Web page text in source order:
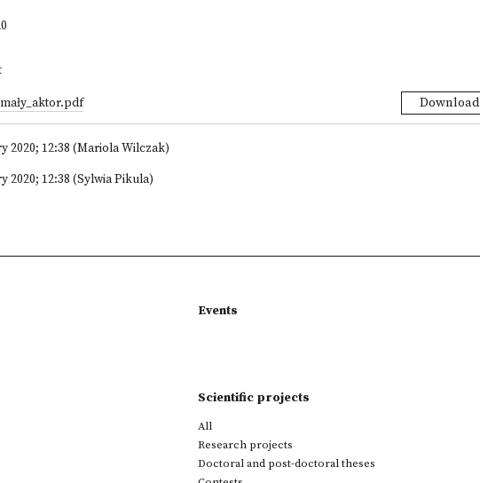
Download
2020; 12:38 (Mariola Wilczak)
2020; 12:38 (Sylwia Pikula)
Events
Scientific projects
All
Research projects
Doctoral and post-doctoral theses